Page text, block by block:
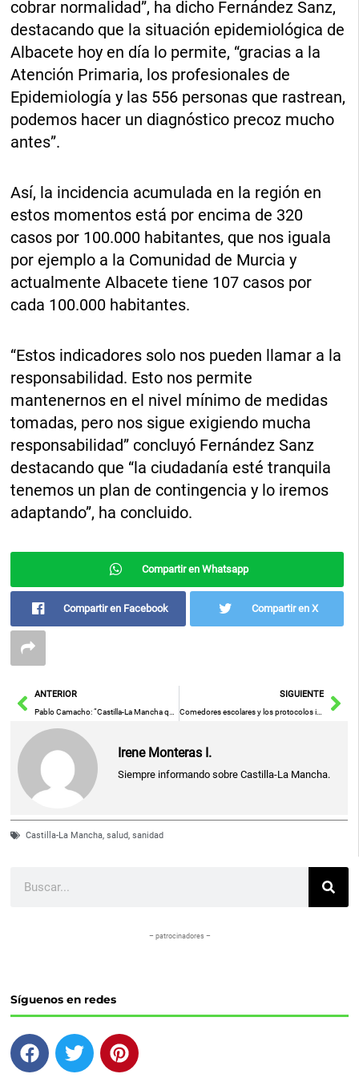
cobrar normalidad”, ha dicho Fernández Sanz,
destacando que la situación epidemiológica de
Albacete hoy en día lo permite, “gracias a la
Atención Primaria, los profesionales de
Epidemiología y las 556 personas que rastrean,
podemos hacer un diagnóstico precoz mucho
antes”.
Así, la incidencia acumulada en la región en
estos momentos está por encima de 320
casos por 100.000 habitantes, que nos iguala
por ejemplo a la Comunidad de Murcia y
actualmente Albacete tiene 107 casos por
cada 100.000 habitantes.
“Estos indicadores solo nos pueden llamar a la
responsabilidad. Esto nos permite
mantenernos en el nivel mínimo de medidas
tomadas, pero nos sigue exigiendo mucha
responsabilidad” concluyó Fernández Sanz
destacando que “la ciudadanía esté tranquila
tenemos un plan de contingencia y lo iremos
adaptando”, ha concluido.
Compartir en Whatsapp
Compartir en Facebook Compartir en X
AntANTERIOR
Pablo Camacho: “Castilla-La Mancha quiere ser útil a España con su Proyecto de Ley contra la ocupación ilegal de Viviendas”
SIGUIENTE
Comedores escolares y los protocolos imposibles para cocinar y cuidar a los niños sin ampliación de plantillas
Irene Monteras I.
Siempre informando sobre Castilla-La Mancha.
Castilla-La Mancha,salud,sanidad
– patrocinadores –
Síguenos en redes
F
a
T
w
P
i